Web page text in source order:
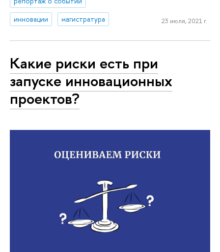
инновации
магистратура 23 июля, 2021 г.
Какие риски есть при
запуске инновационных
проектов?